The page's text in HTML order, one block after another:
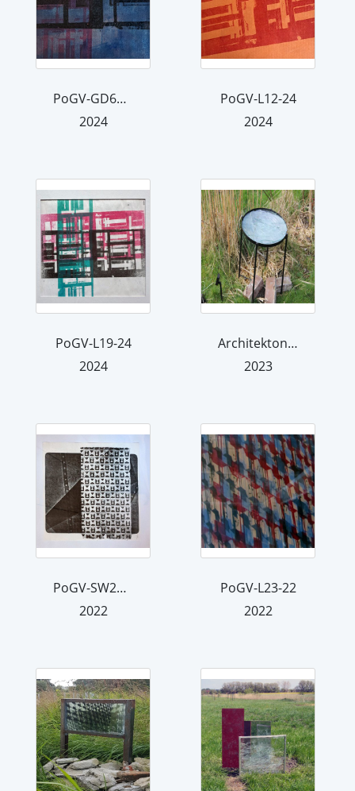
PoGV-GD6+L8-24
2024
PoGV-L12-24
2024
PoGV-L19-24
2024
Architektonische Transparenz RA1-23
2023
PoGV-SW26L-22
2022
PoGV-L23-22
2022